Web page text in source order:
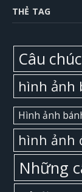
THẺ TAG
Câu
hình ảnh
Hình ảnh
hình ảnh
Những